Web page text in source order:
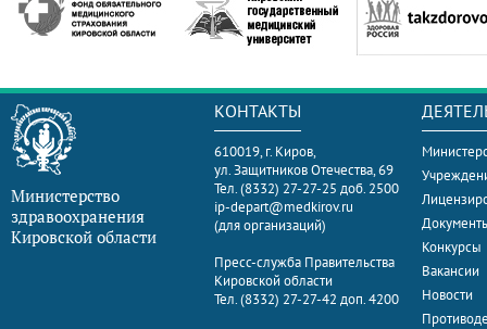
Министерство
здравоохранения
Кировской области
КОНТАКТЫ
610019, г. Киров,
ул. Защитников Отечества, 69
Тел. (8332) 27-27-25 доб. 2500
ip-depart@medkirov.ru
(для организаций)
Пресс-служба Правительства
Кировской области
Тел. (8332) 27-27-42 доп. 4200
Конкурсы
Вакансии
Новости